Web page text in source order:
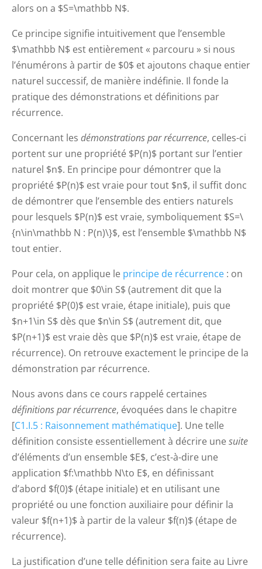
alors on a $S=\mathbb N$.
Ce principe signifie intuitivement que l’ensemble
$\mathbb N$ est entièrement « parcouru » si nous
l’énumérons à partir de $0$ et ajoutons chaque entier
naturel successif, de manière indéfinie. Il fonde la
pratique des démonstrations et définitions par
récurrence.
Concernant les démonstrations par récurrence, celles-ci
portent sur une propriété $P(n)$ portant sur l’entier
naturel $n$. En principe pour démontrer que la
propriété $P(n)$ est vraie pour tout $n$, il suffit donc
de démontrer que l’ensemble des entiers naturels
pour lesquels $P(n)$ est vraie, symboliquement $S=\
{n\in\mathbb N : P(n)\}$, est l’ensemble $\mathbb N$
tout entier.
Pour cela, on applique le principe de récurrence : on
doit montrer que $0\in S$ (autrement dit que la
propriété $P(0)$ est vraie, étape initiale), puis que
$n+1\in S$ dès que $n\in S$ (autrement dit, que
$P(n+1)$ est vraie dès que $P(n)$ est vraie, étape de
récurrence). On retrouve exactement le principe de la
démonstration par récurrence.
Nous avons dans ce cours rappelé certaines
définitions par récurrence, évoquées dans le chapitre
[C1.I.5 : Raisonnement mathématique]. Une telle
définition consiste essentiellement à décrire unesuite
d’éléments d’un ensemble $E$, c’est-à-dire une
application $f:\mathbb N\to E$, en définissant
d’abord $f(0)$ (étape initiale) et en utilisant une
propriété ou une fonction auxiliaire pour définir la
valeur $f(n+1)$ à partir de la valeur $f(n)$ (étape de
récurrence).
La justification d’une telle définition sera faite au Livre